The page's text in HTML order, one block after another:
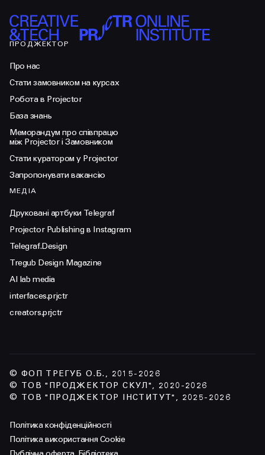
ПРОДЖЕКТОР
Про нас
Стати замовником на курсах
Робота в Projector
База знань
Меморандум про співпрацю
між Projector і Замовником
Стати куратором у Projector
Запропонувати вакансію
МЕДІА
Друковані артбуки Telegraf
Projector Publishing в Instagram
Telegraf.Design
Tregub Design Magazine
AI lab media
interfaces.prjctr
creators.prjctr
© ФОП ТРЕГУБ О.Б., 2015-2026
© ТОВ "ПРОДЖЕКТОР СКУЛ", 2020-2026
© ТОВ "ПРОДЖЕКТОР ІНСТИТУТ", 2025-2026
Політика конфіденційності
Політика використання Cookie